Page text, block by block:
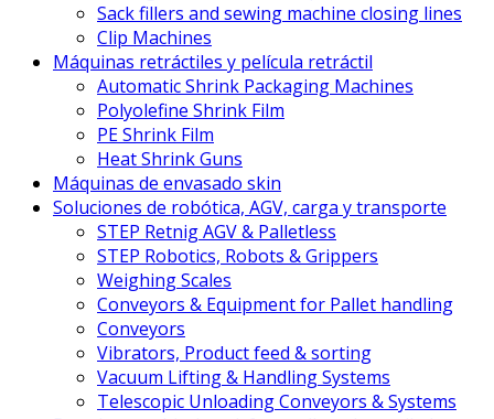
Sack fillers and sewing machine closing lines
Clip Machines
Máquinas retráctiles y película retráctil
Automatic Shrink Packaging Machines
Polyolefine Shrink Film
PE Shrink Film
Heat Shrink Guns
Máquinas de envasado skin
Soluciones de robótica, AGV, carga y transporte
STEP Retnig AGV & Palletless
STEP Robotics, Robots & Grippers
Weighing Scales
Conveyors & Equipment for Pallet handling
Conveyors
Vibrators, Product feed & sorting
Vacuum Lifting & Handling Systems
Telescopic Unloading Conveyors & Systems